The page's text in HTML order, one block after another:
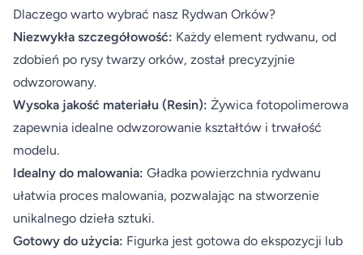
Dlaczego warto wybrać nasz Rydwan Orków?
Niezwykła szczegółowość: Każdy element rydwanu, od
zdobień po rysy twarzy orków, został precyzyjnie
odwzorowany.
Wysoka jakość materiału (Resin): Żywica fotopolimerowa
zapewnia idealne odwzorowanie kształtów i trwałość
modelu.
Idealny do malowania: Gładka powierzchnia rydwanu
ułatwia proces malowania, pozwalając na stworzenie
unikalnego dzieła sztuki.
Gotowy do użycia: Figurka jest gotowa do ekspozycji lub